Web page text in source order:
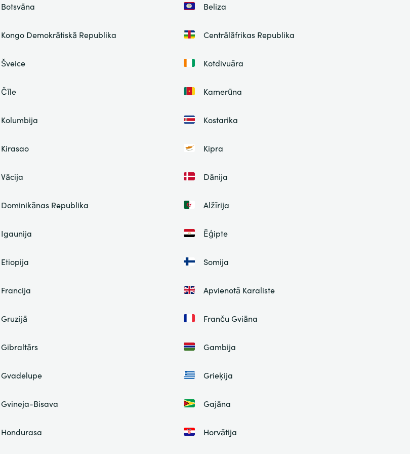
Botsvāna Beliza
Kongo Demokrātiskā Republika Centrālāfrikas Republika
Šveice Kotdivuāra
Čīle Kamerūna
Kolumbija Kostarika
Kirasao Kipra
Vācija Dānija
Dominikānas Republika Alžīrija
Igaunija Ēģipte
Etiopija Somija
Francija Apvienotā Karaliste
Gruzijā Franču Gviāna
Gibraltārs Gambija
Gvadelupe Grieķija
Gvineja-Bisava Gajāna
Hondurasa Horvātija